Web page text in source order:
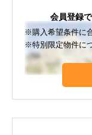
会員登録
※購入希望条件に
※特別限定物件に